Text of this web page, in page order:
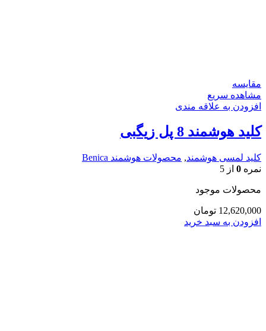
مقایسه
مشاهده سریع
افزودن به علاقه مندی
کلید هوشمند 8 پل زیگبی
کلید لمسی هوشمند, محصولات هوشمند Benica
نمره 0 از 5
محصولات موجود
12,620,000 تومان
افزودن به سبد خرید